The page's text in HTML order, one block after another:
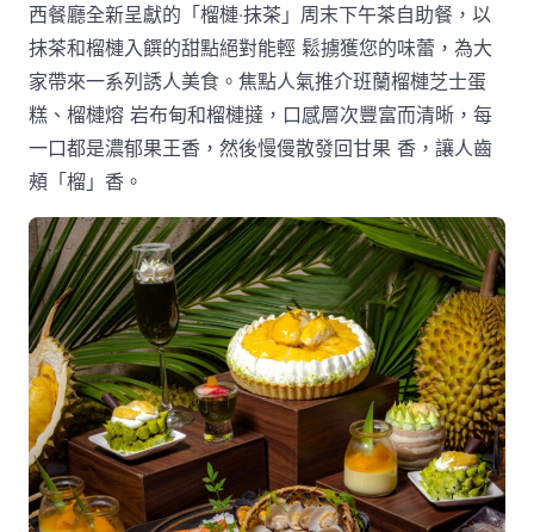
西餐廳全新呈獻的「榴槤‧抹茶」周末下午茶自助餐，以
抹茶和榴槤入饌的甜點絕對能輕 鬆擄獲您的味蕾，為大
家帶來一系列誘人美食。焦點人氣推介班蘭榴槤芝士蛋
糕、榴槤熔 岩布甸和榴槤撻，口感層次豐富而清晰，每
一口都是濃郁果王香，然後慢僈散發回甘果 香，讓人齒
頰「榴」香。